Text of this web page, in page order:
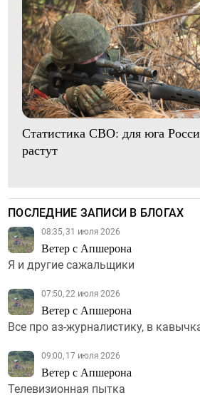
Статистика СВО: для юга
растут
ПОСЛЕДНИЕ ЗАПИСИ В БЛОГАХ
08:35, 31 июля 2026
Ветер с Апшерона
Я и другие сажальщики
07:50, 22 июля 2026
Ветер с Апшерона
Все про аз-журналистику, в
09:00, 17 июля 2026
Ветер с Апшерона
Телевизионная пытка